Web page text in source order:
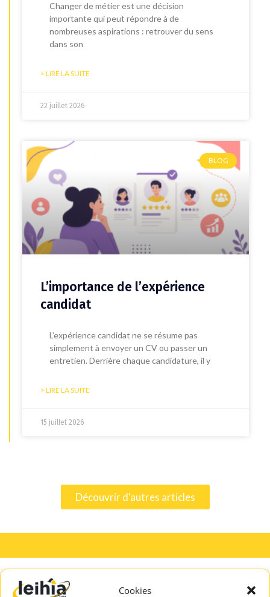
Cookies
Changer de métier est une décision
importante qui peut répondre à de
nombreuses aspirations : retrouver du sens
dans son
> LIRE LA SUITE
22 juillet 2026
BLOG
L’importance de l’expérience
candidat
L’expérience candidat ne se résume pas
simplement à envoyer un CV ou passer un
entretien. Derrière chaque candidature, il y
> LIRE LA SUITE
15 juillet 2026
Découvrir d'autres articles
A PROPOS